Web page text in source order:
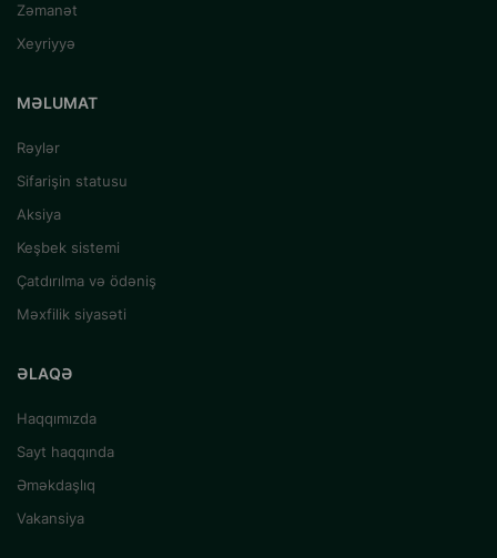
Zəmanət
Xeyriyyə
MƏLUMAT
Rəylər
Sifarişin statusu
Aksiya
Keşbek sistemi
Çatdırılma və ödəniş
Məxfilik siyasəti
ƏLAQƏ
Haqqımızda
Sayt haqqında
Əməkdaşlıq
Vakansiya